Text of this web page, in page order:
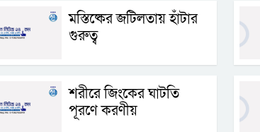
মস্তিষ্কের জটিলতায় হাঁটার
গুরুত্ব
শরীরে জিংকের ঘাটতি
পূরণে করণীয়